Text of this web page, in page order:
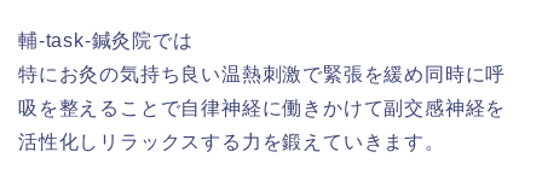
輔-task-鍼灸院では
特にお灸の気持ち良い温熱刺激で緊張を緩め同時に呼
吸を整えることで自律神経に働きかけて副交感神経を
活性化しリラックスする力を鍛えていきます。